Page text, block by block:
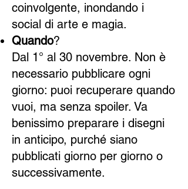
coinvolgente, inondando i
social di arte e magia.
Quando?
Dal 1° al 30 novembre. Non è
necessario pubblicare ogni
giorno: puoi recuperare quando
vuoi, ma senza spoiler. Va
benissimo preparare i disegni
in anticipo, purché siano
pubblicati giorno per giorno o
successivamente.